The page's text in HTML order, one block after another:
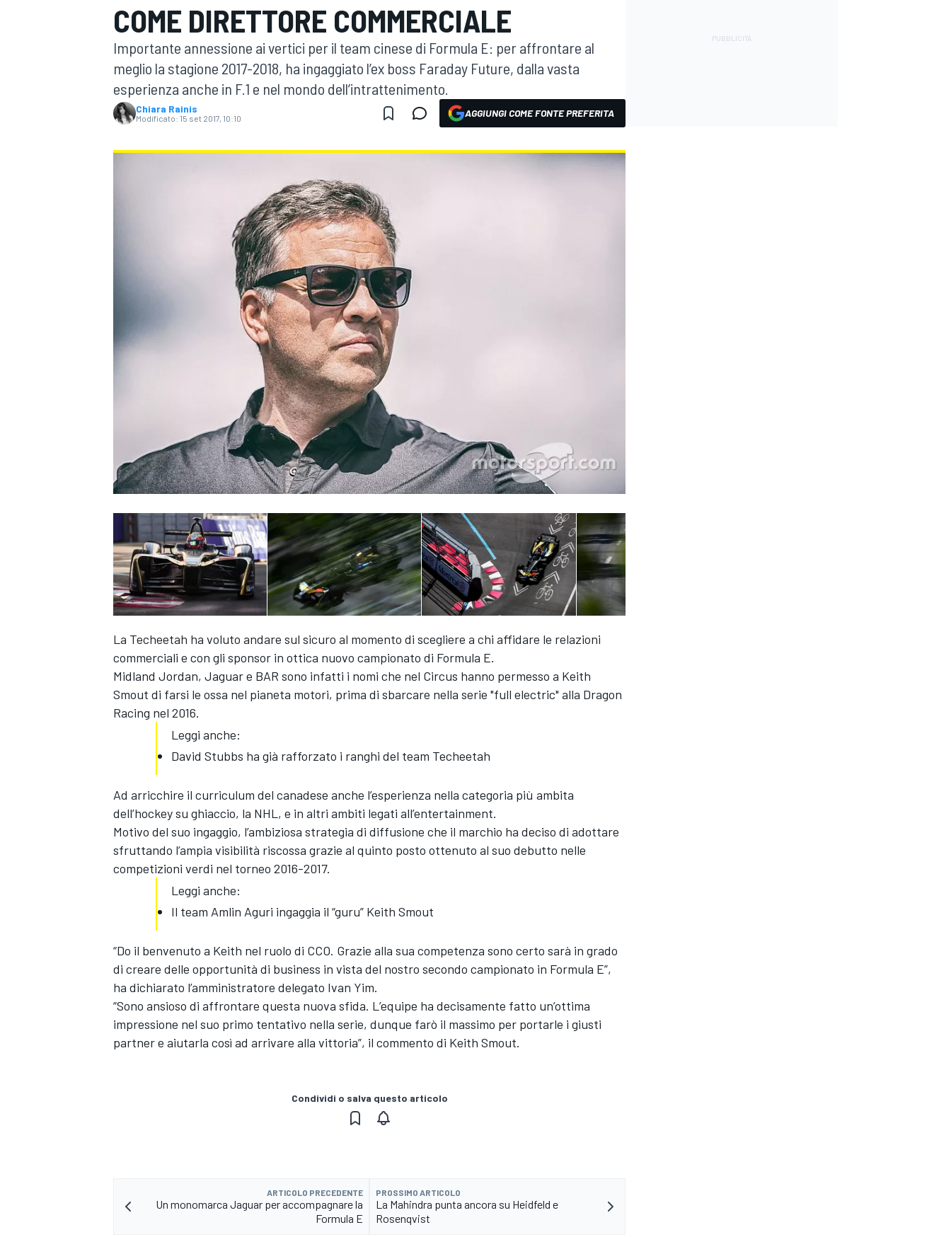
MOTOGP WEC
MONOPOSTO
ENDURANCE/GT
COME DIRETTORE COMMERCIALE
Importante annessione ai vertici per il team cinese di Formula E: per affrontare al
meglio la stagione 2017-2018, ha ingaggiato l’ex boss Faraday Future, dalla vasta
esperienza anche in F.1 e nel mondo dell’intrattenimento.
Chiara Rainis
Modificato: 15 set 2017, 10:10 AGGIUNGI COME FONTE PREFERITA
La Techeetah ha voluto andare sul sicuro al momento di scegliere a chi affidare le relazioni
commerciali e con gli sponsor in ottica nuovo campionato di Formula E.
Midland Jordan, Jaguar e BAR sono infatti i nomi che nel Circus hanno permesso a Keith
Smout di farsi le ossa nel pianeta motori, prima di sbarcare nella serie "full electric" alla Dragon
Racing nel 2016.
Leggi anche:
David Stubbs ha già rafforzato i ranghi del team Techeetah
Ad arricchire il curriculum del canadese anche l’esperienza nella categoria più ambita
dell’hockey su ghiaccio, la NHL, e in altri ambiti legati all’entertainment.
Motivo del suo ingaggio, l’ambiziosa strategia di diffusione che il marchio ha deciso di adottare
sfruttando l’ampia visibilità riscossa grazie al quinto posto ottenuto al suo debutto nelle
competizioni verdi nel torneo 2016-2017.
Leggi anche:
Il team Amlin Aguri ingaggia il “guru” Keith Smout
“Do il benvenuto a Keith nel ruolo di CCO. Grazie alla sua competenza sono certo sarà in grado
di creare delle opportunità di business in vista del nostro secondo campionato in Formula E”,
ha dichiarato l’amministratore delegato Ivan Yim.
“Sono ansioso di affrontare questa nuova sfida. L’equipe ha decisamente fatto un’ottima
impressione nel suo primo tentativo nella serie, dunque farò il massimo per portarle i giusti
partner e aiutarla così ad arrivare alla vittoria”, il commento di Keith Smout.
Condividi o salva questo articolo
ARTICOLO PRECEDENTE
Un monomarca Jaguar per accompagnare la
Formula E
PROSSIMO ARTICOLO
La Mahindra punta ancora su Heidfeld e
Rosenqvist